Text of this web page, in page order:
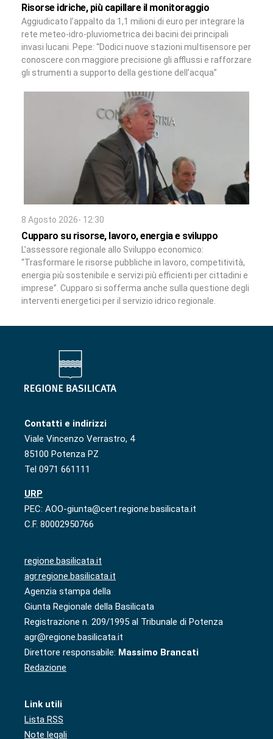
Risorse idriche, più capillare il monitoraggio
Aggiudicato l’appalto da 1,1 milioni di euro per integrare la
rete meteo-idro-pluviometrica dei bacini dei principali
invasi lucani. Pepe: “Dodici nuove stazioni multisensore per
conoscere con maggiore precisione gli afflussi e rafforzare
gli strumenti a supporto della gestione dell’acqua”
8 Agosto 2026- 12:30
Cupparo su risorse, lavoro, energia e sviluppo
L’assessore regionale allo Sviluppo economico:
“Trasformare le risorse pubbliche in lavoro, competitività,
energia più sostenibile e servizi più efficienti per cittadini e
imprese”. Cupparo si sofferma anche sulla questione degli
interventi energetici per il servizio idrico regionale.
Contatti e indirizzi
Viale Vincenzo Verrastro, 4
85100 Potenza PZ
Tel 0971 661111
URP
PEC: AOO-giunta@cert.regione.basilicata.it
C.F. 80002950766
regione.basilicata.it
agr.regione.basilicata.it
Agenzia stampa della
Giunta Regionale della Basilicata
Registrazione n. 209/1995 al Tribunale di Potenza
agr@regione.basilicata.it
Direttore responsabile: Massimo Brancati
Redazione
Link utili
Lista RSS
Note legali